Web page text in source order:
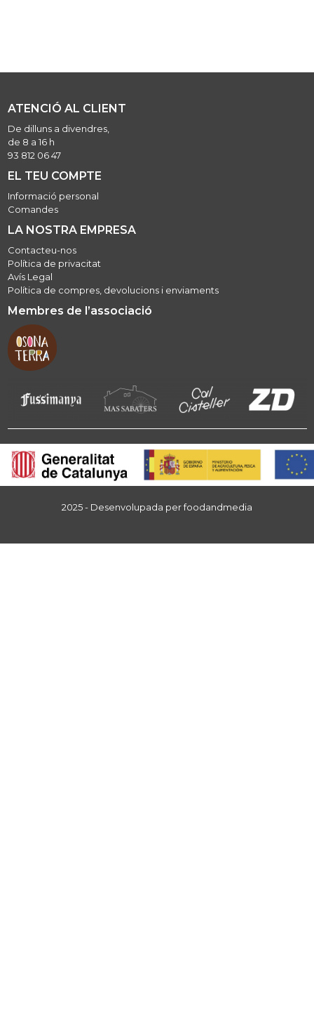
ATENCIÓ AL CLIENT
De dilluns a divendres,
de 8 a 16 h
93 812 06 47
EL TEU COMPTE
Informació personal
Comandes
LA NOSTRA EMPRESA
Contacteu-nos
Política de privacitat
Avís Legal
Política de compres, devolucions i enviaments
Membres de l’associació
2025 - Desenvolupada perfoodandmedia